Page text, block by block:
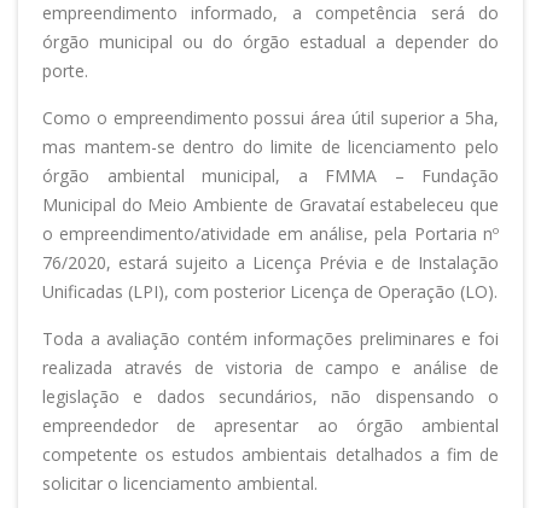
empreendimento informado, a competência será do
órgão municipal ou do órgão estadual a depender do
porte.
Como o empreendimento possui área útil superior a 5ha,
mas mantem-se dentro do limite de licenciamento pelo
órgão ambiental municipal, a FMMA – Fundação
Municipal do Meio Ambiente de Gravataí estabeleceu que
o empreendimento/atividade em análise, pela Portaria nº
76/2020, estará sujeito a Licença Prévia e de Instalação
Unificadas (LPI), com posterior Licença de Operação (LO).
Toda a avaliação contém informações preliminares e foi
realizada através de vistoria de campo e análise de
legislação e dados secundários, não dispensando o
empreendedor de apresentar ao órgão ambiental
competente os estudos ambientais detalhados a fim de
solicitar o licenciamento ambiental.